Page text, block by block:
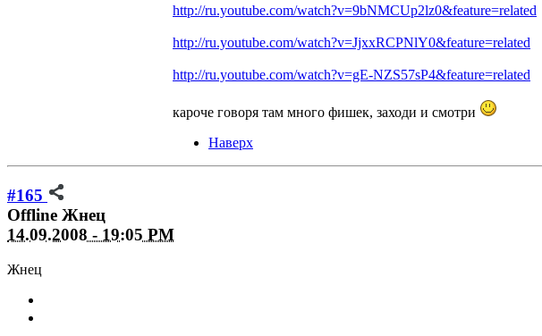
http://ru.youtube.com/watch?v=9bNMCUp2lz0&feature=related
http://ru.youtube.com/watch?v=JjxxRCPNlY0&feature=related
http://ru.youtube.com/watch?v=gE-NZS57sP4&feature=related
кароче говоря там много фишек, заходи и смотри
Наверх
#165
Offline Жнец
14.09.2008 - 19:05 PM
Жнец